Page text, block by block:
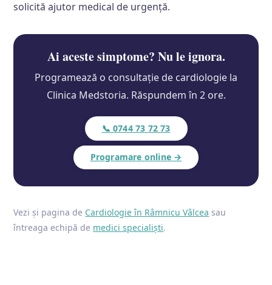
solicită ajutor medical de urgență.
Ai aceste simptome? Nu le ignora.
Programează o consultație de cardiologie la
Clinica Medstoria. Răspundem în 2 ore.
📞 0744 73 72 73
Programare online →
Vezi și pagina de Cardiologie în Râmnicu Vâlcea sau
întreaga echipă de medici specialiști.